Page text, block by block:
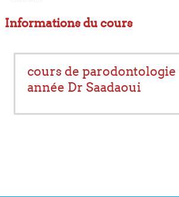
Informations du cours
cours de parodontologie
année Dr Saadaoui